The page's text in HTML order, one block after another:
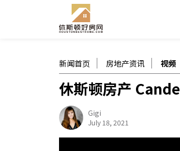
新闻首页 房地产资讯 视频
休斯顿房产
Gigi
July 18, 2021